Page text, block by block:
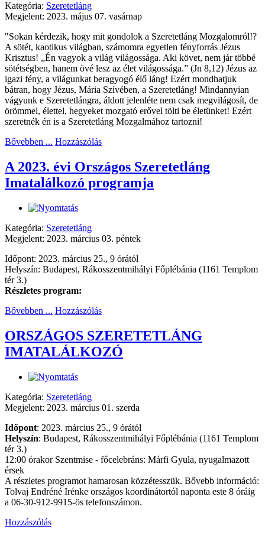
Kategória: Szeretetláng
Megjelent: 2023. május 07. vasárnap
"Sokan kérdezik, hogy mit gondolok a Szeretetláng Mozgalomról!?
A sötét, kaotikus világban, számomra egyetlen fényforrás Jézus
Krisztus! „Én vagyok a világ világossága. Aki követ, nem jár többé
sötétségben, hanem övé lesz az élet világossága.” (Jn 8,12) Jézus az
igazi fény, a világunkat beragyogó élő láng! Ezért mondhatjuk
bátran, hogy Jézus, Mária Szívében, a Szeretetláng! Mindannyian
vágyunk e Szeretetlángra, áldott jelenléte nem csak megvilágosít, de
örömmel, élettel, hegyeket mozgató erővel tölti be életünket! Ezért
szeretnék én is a Szeretetláng Mozgalmához tartozni!
Bővebben ... Hozzászólás
A 2023. évi Országos Szeretetláng
Imatalálkozó programja
Kategória: Szeretetláng
Megjelent: 2023. március 03. péntek
Időpont: 2023. március 25., 9 órától
Helyszín: Budapest, Rákosszentmihályi Főplébánia (1161 Templom
tér 3.)
Részletes program:
Bővebben ... Hozzászólás
ORSZÁGOS SZERETETLÁNG
IMATALÁLKOZÓ
Kategória: Szeretetláng
Megjelent: 2023. március 01. szerda
Időpont: 2023. március 25., 9 órától
Helyszín: Budapest, Rákosszentmihályi Főplébánia (1161 Templom
tér 3.)
12:00 órakor Szentmise - főcelebráns: Márfi Gyula, nyugalmazott
érsek
A részletes programot hamarosan közzétesszük. Bővebb információ:
Tolvaj Endréné Irénke országos koordinátortól naponta este 8 óráig
a 06-30-912-9915-ös telefonszámon.
Hozzászólás